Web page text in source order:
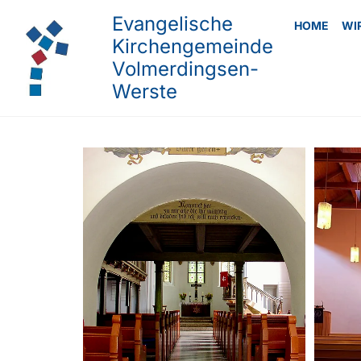
Evangelische
Kirchengemeinde
Volmerdingsen-
Werste
HOME